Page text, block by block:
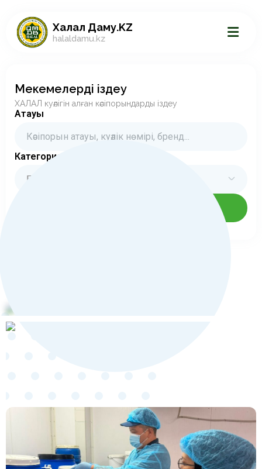
Халал Даму.KZ
halaldamu.kz
Мекемелерді іздеу
ХАЛАЛ куәлігін алған кәсіпорындарды іздеу
Атауы
Категориялар
Барлық категориялар